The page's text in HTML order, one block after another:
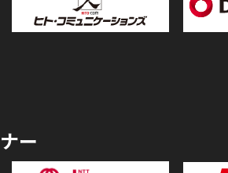
ー